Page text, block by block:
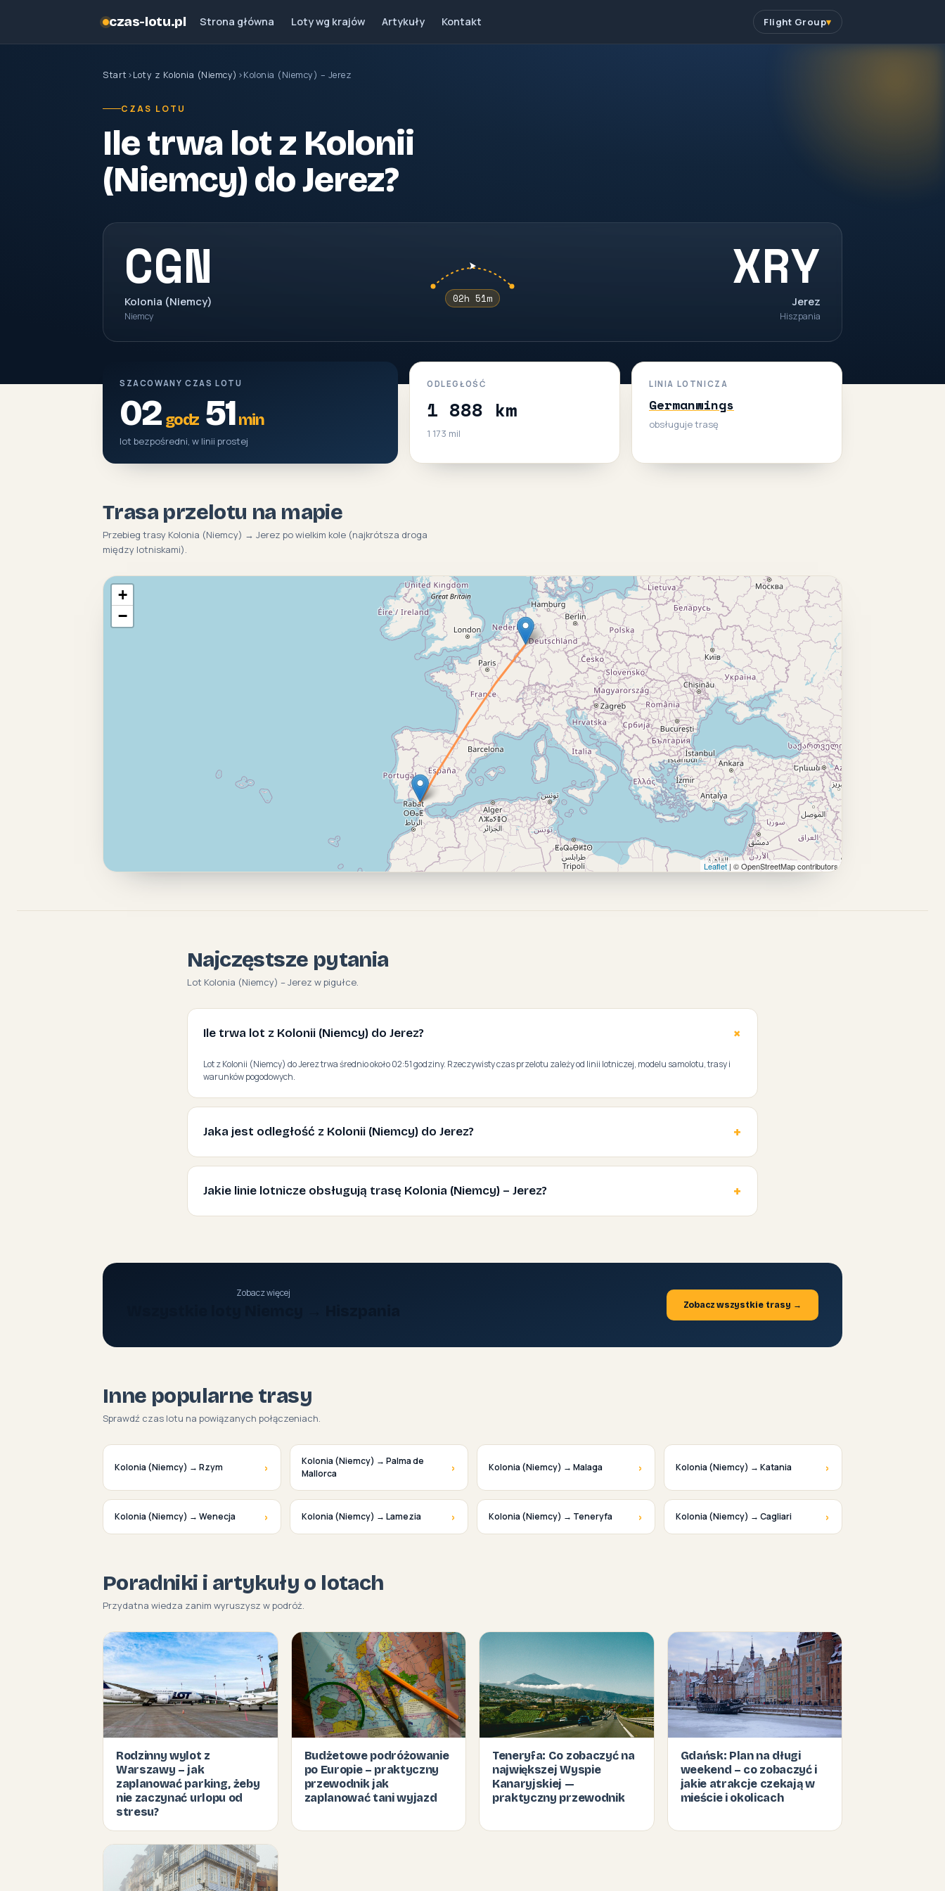
czas-lotu.pl Strona główna Loty wg krajów Artykuły Kontakt Flight Group
Start ›Loty z Kolonia (Niemcy) ›Kolonia (Niemcy) – Jerez
CZAS LOTU
Ile trwa lot z Kolonii
(Niemcy) do Jerez?
CGN
Kolonia (Niemcy)
Niemcy
02h 51m XRY
Jerez
Hiszpania
SZACOWANY CZAS LOTU
02 godz51min
lot bezpośredni, w linii prostej
ODLEGŁOŚĆ
1 888 km
1 173 mil
LINIA LOTNICZA
Germanwings
obsługuje trasę
Trasa przelotu na mapie
Przebieg trasy Kolonia (Niemcy) → Jerez po wielkim kole (najkrótsza droga
między lotniskami).
+
−
Leaflet| © OpenStreetMap contributors
Najczęstsze pytania
Lot Kolonia (Niemcy) – Jerez w pigułce.
Ile trwa lot z Kolonii (Niemcy) do Jerez?
Lot z Kolonii (Niemcy) do Jerez trwa średnio około 02:51 godziny. Rzeczywisty czas przelotu zależy od linii lotniczej, modelu samolotu, trasy i
warunków pogodowych.
Jaka jest odległość z Kolonii (Niemcy) do Jerez?
Jakie linie lotnicze obsługują trasę Kolonia (Niemcy) – Jerez?
Zobacz więcej
Zobacz wszystkie trasy →
Inne popularne trasy
Sprawdź czas lotu na powiązanych połączeniach.
Kolonia (Niemcy) → Rzym ›
Kolonia (Niemcy) → Palma de
Mallorca
› Kolonia (Niemcy) → Malaga › Kolonia (Niemcy) → Katania ›
Kolonia (Niemcy) → Wenecja › Kolonia (Niemcy) → Lamezia › Kolonia (Niemcy) → Teneryfa › Kolonia (Niemcy) → Cagliari ›
Poradniki i artykuły o lotach
Przydatna wiedza zanim wyruszysz w podróż.
Rodzinny wylot z
Warszawy – jak
zaplanować parking, żeby
nie zaczynać urlopu od
stresu?
Budżetowe podróżowanie
po Europie – praktyczny
przewodnik jak
zaplanować tani wyjazd
Teneryfa: Co zobaczyć na
największej Wyspie
Kanaryjskiej —
praktyczny przewodnik
Gdańsk: Plan na długi
weekend – co zobaczyć i
jakie atrakcje czekają w
mieście i okolicach